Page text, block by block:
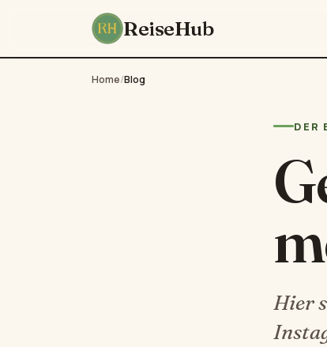
ReiseHub
Home/Blog
DER
Hier